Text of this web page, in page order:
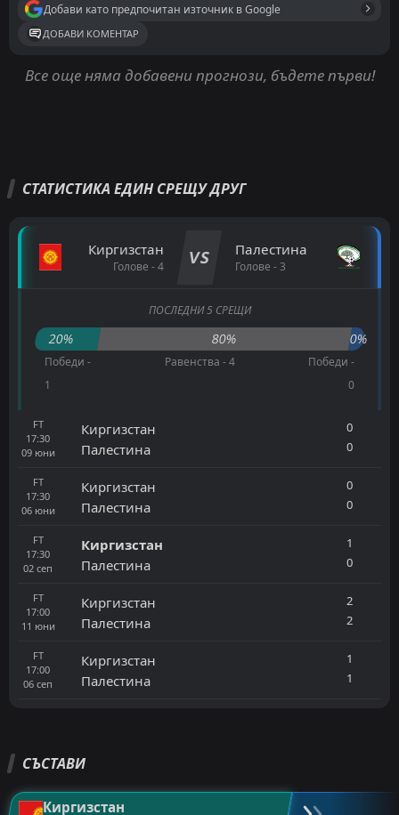
Добави като предпочитан източник в Google
ДОБАВИ КОМЕНТАР
Все още няма добавени прогнози, бъдете първи!
СТАТИСТИКА ЕДИН СРЕЩУ ДРУГ
Киргизстан
Голове - 4 VS Палестина
Голове - 3
ПОСЛЕДНИ 5 СРЕЩИ
20% 80% 0%
Победи -
1
Равенства - 4
Победи -
0
FT
17:30
09 юни
Киргизстан
Палестина
0
0
FT
17:30
06 юни
Киргизстан
Палестина
0
0
FT
17:30
02 сеп
Киргизстан
Палестина
1
0
FT
17:00
11 юни
Киргизстан
Палестина
2
2
FT
17:00
06 сеп
Киргизстан
Палестина
1
1
СЪСТАВИ
Киргизстан